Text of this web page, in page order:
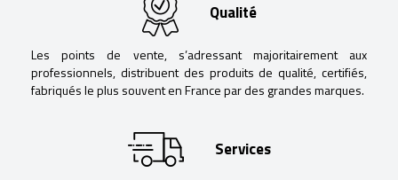
Qualité
Les points de vente, s’adressant majoritairement aux
professionnels, distribuent des produits de qualité, certifiés,
fabriqués le plus souvent en France par des grandes marques.
Services